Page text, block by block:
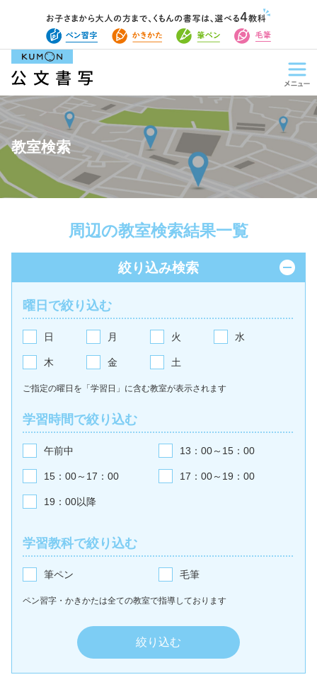
教室検索
周辺の教室検索結果一覧
絞り込み検索
曜日で絞り込む
日 月 火 水
木 金 土
ご指定の曜日を「学習日」に含む教室が表示されます
学習時間で絞り込む
午前中 13：00～15：00
15：00～17：00 17：00～19：00
19：00以降
学習教科で絞り込む
筆ペン 毛筆
ペン習字・かきかたは全ての教室で指導しております